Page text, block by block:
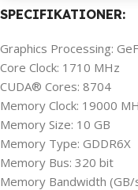
SPECIFIKATIONER:
Graphics Processing:
Core Clock: 1710 MHz
CUDA® Cores: 8704
Memory Clock: 19000
Memory Size: 10 GB
Memory Type: GDDR6X
Memory Bus: 320 bit
Memory Bandwidth